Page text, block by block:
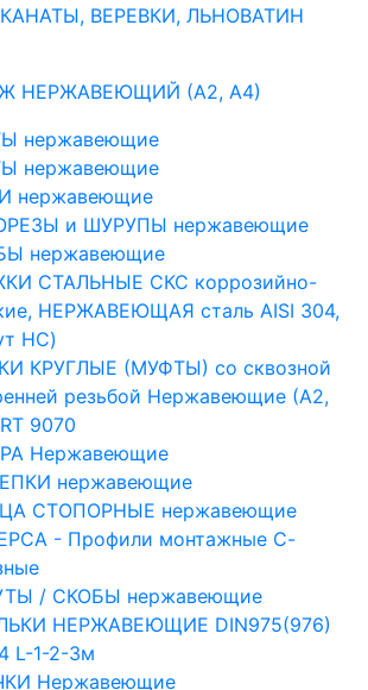
ВЕРЕВКИ, ЛЬНОВАТИН
НЕРЖАВЕЮЩИЙ (А2, А4)
нержавеющие
нержавеющие
нержавеющие
и ШУРУПЫ нержавеющие
нержавеющие
СТАЛЬНЫЕ СКС коррозийно-
НЕРЖАВЕЮЩАЯ сталь AISI 304,
НС)
КРУГЛЫЕ (МУФТЫ) со сквозной
резьбой Нержавеющие (А2,
9070
Нержавеющие
нержавеющие
СТОПОРНЫЕ нержавеющие
- Профили монтажные С-
/ СКОБЫ нержавеющие
НЕРЖАВЕЮЩИЕ DIN975(976)
L-1-2-3м
Нержавеющие